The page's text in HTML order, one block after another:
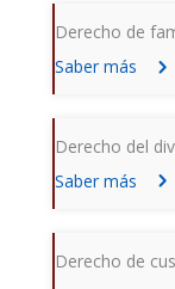
Derecho de
Saber más
Derecho del
Saber más
Derecho de